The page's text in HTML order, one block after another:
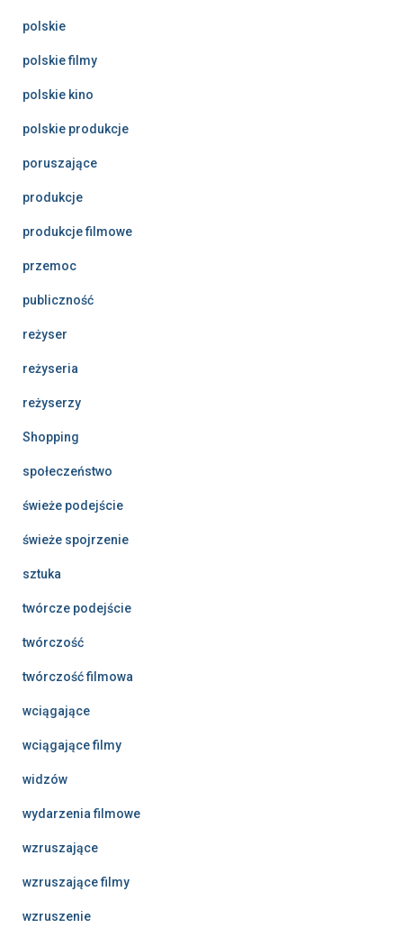
polskie
polskie filmy
polskie kino
polskie produkcje
poruszające
produkcje
produkcje filmowe
przemoc
publiczność
reżyser
reżyseria
reżyserzy
Shopping
społeczeństwo
świeże podejście
świeże spojrzenie
sztuka
twórcze podejście
twórczość
twórczość filmowa
wciągające
wciągające filmy
widzów
wydarzenia filmowe
wzruszające
wzruszające filmy
wzruszenie